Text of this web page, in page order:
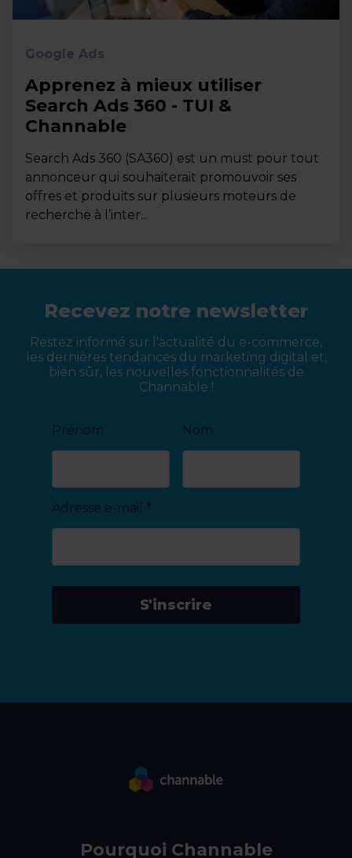
Google Ads
Apprenez à mieux utiliser
Search Ads 360 - TUI &
Channable
Search Ads 360 (SA360) est un must pour tout
annonceur qui souhaiterait promouvoir ses
offres et produits sur plusieurs moteurs de
recherche à l’inter...
Recevez notre newsletter
Restez informé sur l'actualité du e-commerce,
les dernières tendances du marketing digital et,
bien sûr, les nouvelles fonctionnalités de
Channable !
Prénom Nom
Adresse e-mail *
S'inscrire
Pourquoi Channable